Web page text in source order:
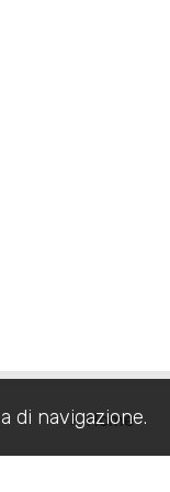
Home
di navigazione.